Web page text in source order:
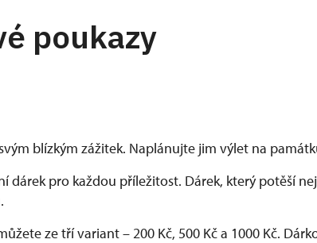
poukazy
blízkým zážitek. Naplánujte jim výlet na
dárek pro každou příležitost. Dárek, který potěší
ze tří variant –⁠ 200 Kč, 500 Kč a 1000 Kč.